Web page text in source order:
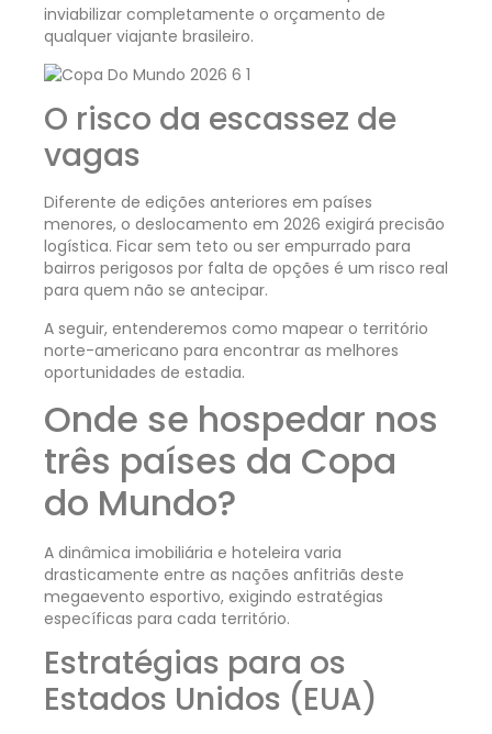
inviabilizar completamente o orçamento de
qualquer viajante brasileiro.
O risco da escassez de
vagas
Diferente de edições anteriores em países
menores, o deslocamento em 2026 exigirá precisão
logística. Ficar sem teto ou ser empurrado para
bairros perigosos por falta de opções é um risco real
para quem não se antecipar.
A seguir, entenderemos como mapear o território
norte-americano para encontrar as melhores
oportunidades de estadia.
Onde se hospedar nos
três países da Copa
do Mundo?
A dinâmica imobiliária e hoteleira varia
drasticamente entre as nações anfitriãs deste
megaevento esportivo, exigindo estratégias
específicas para cada território.
Estratégias para os
Estados Unidos (EUA)